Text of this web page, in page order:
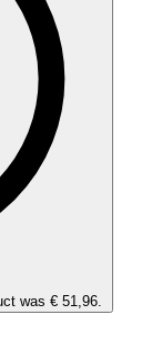
was € 51,96.